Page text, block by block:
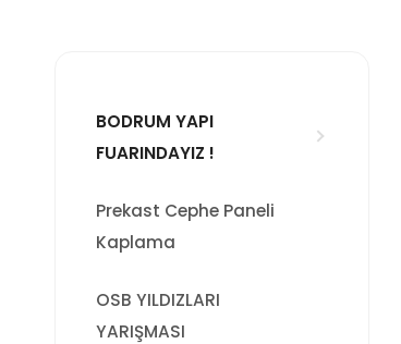
BODRUM YAPI
FUARINDAYIZ !
Prekast Cephe Paneli
Kaplama
OSB YILDIZLARI
YARIŞMASI